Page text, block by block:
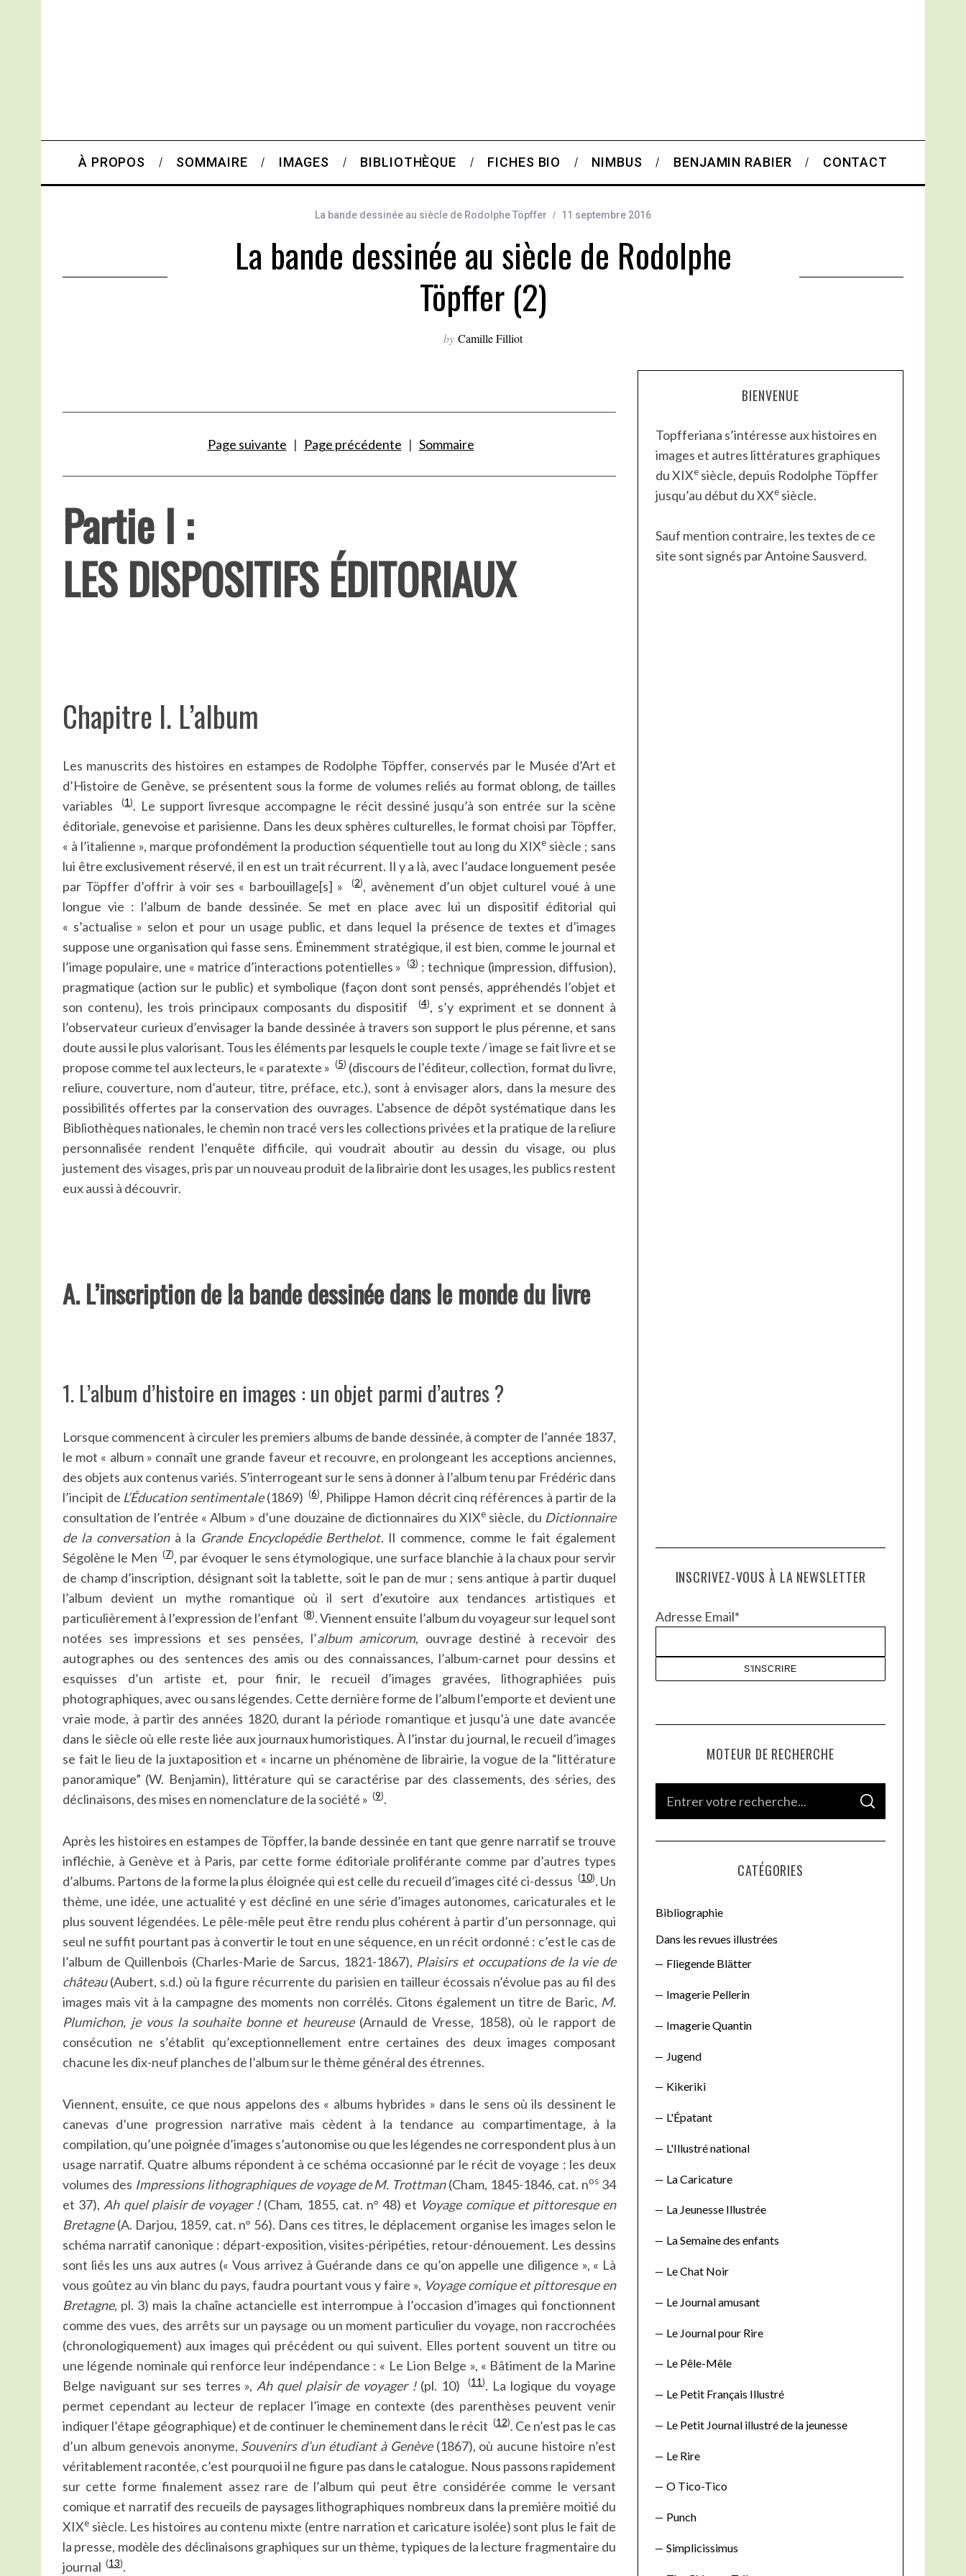
À PROPOS SOMMAIRE IMAGES BIBLIOTHÈQUE FICHES BIO NIMBUS BENJAMIN RABIER CONTACT
La bande dessinée au siècle de Rodolphe Töpffer 11 septembre 2016
La bande dessinée au siècle de Rodolphe
Töpffer (2)
by Camille Filliot
Page suivante | Page précédente | Sommaire
Partie I :
LES DISPOSITIFS ÉDITORIAUX
Chapitre I. L’album
Les manuscrits des histoires en estampes de Rodolphe Töpffer, conservés par le Musée d’Art et
d’Histoire de Genève, se présentent sous la forme de volumes reliés au format oblong, de tailles
variables(1). Le support livresque accompagne le récit dessiné jusqu’à son entrée sur la scène
éditoriale, genevoise et parisienne. Dans les deux sphères culturelles, le format choisi par Töpffer,
« à l’italienne », marque profondément la production séquentielle tout au long du XIXe siècle ; sans
lui être exclusivement réservé, il en est un trait récurrent. Il y a là, avec l’audace longuement pesée
par Töpffer d’offrir à voir ses « barbouillage[s] »(2), avènement d’un objet culturel voué à une
longue vie : l’album de bande dessinée. Se met en place avec lui un dispositif éditorial qui
« s’actualise » selon et pour un usage public, et dans lequel la présence de textes et d’images
suppose une organisation qui fasse sens. Éminemment stratégique, il est bien, comme le journal et
l’image populaire, une « matrice d’interactions potentielles »(3) : technique (impression, diffusion),
pragmatique (action sur le public) et symbolique (façon dont sont pensés, appréhendés l’objet et
son contenu), les trois principaux composants du dispositif
(4), s’y expriment et se donnent à
l’observateur curieux d’envisager la bande dessinée à travers son support le plus pérenne, et sans
doute aussi le plus valorisant. Tous les éléments par lesquels le couple texte / image se fait livre et se
propose comme tel aux lecteurs, le « paratexte » (5) (discours de l’éditeur, collection, format du livre,
reliure, couverture, nom d’auteur, titre, préface, etc.), sont à envisager alors, dans la mesure des
possibilités offertes par la conservation des ouvrages. L’absence de dépôt systématique dans les
Bibliothèques nationales, le chemin non tracé vers les collections privées et la pratique de la reliure
personnalisée rendent l’enquête difficile, qui voudrait aboutir au dessin du visage, ou plus
justement des visages, pris par un nouveau produit de la librairie dont les usages, les publics restent
eux aussi à découvrir.
A. L’inscription de la bande dessinée dans le monde du livre
1. L’album d’histoire en images : un objet parmi d’autres ?
Lorsque commencent à circuler les premiers albums de bande dessinée, à compter de l’année 1837,
le mot « album » connaît une grande faveur et recouvre, en prolongeant les acceptions anciennes,
des objets aux contenus variés. S’interrogeant sur le sens à donner à l’album tenu par Frédéric dans
l’incipit de L’Éducation sentimentale(1869)(6), Philippe Hamon décrit cinq références à partir de la
consultation de l’entrée « Album » d’une douzaine de dictionnaires du XIXe siècle, du Dictionnaire
de la conversationà la Grande Encyclopédie Berthelot. Il commence, comme le fait également
Ségolène le Men(7), par évoquer le sens étymologique, une surface blanchie à la chaux pour servir
de champ d’inscription, désignant soit la tablette, soit le pan de mur ; sens antique à partir duquel
l’album devient un mythe romantique où il sert d’exutoire aux tendances artistiques et
particulièrement à l’expression de l’enfant (8). Viennent ensuite l’album du voyageur sur lequel sont
notées ses impressions et ses pensées, l’album amicorum, ouvrage destiné à recevoir des
autographes ou des sentences des amis ou des connaissances, l’album-carnet pour dessins et
esquisses d’un artiste et, pour finir, le recueil d’images gravées, lithographiées puis
photographiques, avec ou sans légendes. Cette dernière forme de l’album l’emporte et devient une
vraie mode, à partir des années 1820, durant la période romantique et jusqu’à une date avancée
dans le siècle où elle reste liée aux journaux humoristiques. À l’instar du journal, le recueil d’images
se fait le lieu de la juxtaposition et « incarne un phénomène de librairie, la vogue de la “littérature
panoramique” (W. Benjamin), littérature qui se caractérise par des classements, des séries, des
déclinaisons, des mises en nomenclature de la société » (9).
Après les histoires en estampes de Töpffer, la bande dessinée en tant que genre narratif se trouve
infléchie, à Genève et à Paris, par cette forme éditoriale proliférante comme par d’autres types
d’albums. Partons de la forme la plus éloignée qui est celle du recueil d’images cité ci-dessus (10). Un
thème, une idée, une actualité y est décliné en une série d’images autonomes, caricaturales et le
plus souvent légendées. Le pêle-mêle peut être rendu plus cohérent à partir d’un personnage, qui
seul ne suffit pourtant pas à convertir le tout en une séquence, en un récit ordonné : c’est le cas de
l’album de Quillenbois (Charles-Marie de Sarcus, 1821-1867), Plaisirs et occupations de la vie de
château(Aubert, s.d.) où la figure récurrente du parisien en tailleur écossais n’évolue pas au fil des
images mais vit à la campagne des moments non corrélés. Citons également un titre de Baric, M.
Plumichon, je vous la souhaite bonne et heureuse(Arnauld de Vresse, 1858), où le rapport de
consécution ne s’établit qu’exceptionnellement entre certaines des deux images composant
chacune les dix-neuf planches de l’album sur le thème général des étrennes.
Viennent, ensuite, ce que nous appelons des « albums hybrides » dans le sens où ils dessinent le
canevas d’une progression narrative mais cèdent à la tendance au compartimentage, à la
compilation, qu’une poignée d’images s’autonomise ou que les légendes ne correspondent plus à un
usage narratif. Quatre albums répondent à ce schéma occasionné par le récit de voyage : les deux
volumes des Impressions lithographiques de voyage de M. Trottman(Cham, 1845-1846, cat. nos 34
et 37), Ah quel plaisir de voyager !(Cham, 1855, cat. n° 48) et Voyage comique et pittoresque en
Bretagne(A. Darjou, 1859, cat. n° 56). Dans ces titres, le déplacement organise les images selon le
schéma narratif canonique : départ-exposition, visites-péripéties, retour-dénouement. Les dessins
sont liés les uns aux autres (« Vous arrivez à Guérande dans ce qu’on appelle une diligence », « Là
vous goûtez au vin blanc du pays, faudra pourtant vous y faire », Voyage comique et pittoresque en
Bretagne, pl. 3) mais la chaîne actancielle est interrompue à l’occasion d’images qui fonctionnent
comme des vues, des arrêts sur un paysage ou un moment particulier du voyage, non raccrochées
(chronologiquement) aux images qui précédent ou qui suivent. Elles portent souvent un titre ou
une légende nominale qui renforce leur indépendance : « Le Lion Belge », « Bâtiment de la Marine
Belge naviguant sur ses terres », Ah quel plaisir de voyager !(pl. 10)(11). La logique du voyage
permet cependant au lecteur de replacer l’image en contexte (des parenthèses peuvent venir
indiquer l’étape géographique) et de continuer le cheminement dans le récit (12). Ce n’est pas le cas
d’un album genevois anonyme, Souvenirs d’un étudiant à Genève(1867), où aucune histoire n’est
véritablement racontée, c’est pourquoi il ne figure pas dans le catalogue. Nous passons rapidement
sur cette forme finalement assez rare de l’album qui peut être considérée comme le versant
comique et narratif des recueils de paysages lithographiques nombreux dans la première moitié du
XIXe siècle. Les histoires au contenu mixte (entre narration et caricature isolée) sont plus le fait de
la presse, modèle des déclinaisons graphiques sur un thème, typiques de la lecture fragmentaire du
journal (13).
BIENVENUE
Topfferiana s’intéresse aux histoires en
images et autres littératures graphiques
du XIXe siècle, depuis Rodolphe Töpffer
jusqu’au début du XXe siècle.
Sauf mention contraire, les textes de ce
site sont signés par Antoine Sausverd.
INSCRIVEZ-VOUS À LA NEWSLETTER
Adresse Email*
MOTEUR DE RECHERCHE
f
o
S
A
C
CATÉGORIES
Bibliographie
Dans les revues illustrées
Fliegende Blätter
Imagerie Pellerin
Imagerie Quantin
Jugend
Kikeriki
L'Épatant
L'Illustré national
La Caricature
La Jeunesse Illustrée
La Semaine des enfants
Le Chat Noir
Le Journal amusant
Le Journal pour Rire
Le Pêle-Mêle
Le Petit Français Illustré
Le Petit Journal illustré de la jeunesse
Le Rire
O Tico-Tico
Punch
Simplicissimus
a
h
f
o
: